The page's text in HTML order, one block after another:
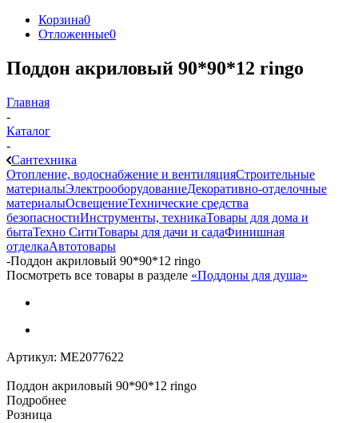
Корзина0
Отложенные0
Поддон акриловый 90*90*12 ringo
Главная
-
Каталог
-
Сантехника
Отопление, водоснабжение и вентиляцияСтроительные
материалыЭлектрооборудованиеДекоративно-отделочные
материалыОсвещениеТехнические средства
безопасностиИнструменты, техникаТовары для дома и
бытаТехно СитиТовары для дачи и садаФинишная
отделкаАвтотовары
-Поддон акриловый 90*90*12 ringo
Посмотреть все товары в разделе «Поддоны для душа»
Артикул: МЕ2077622
Поддон акриловый 90*90*12 ringo
Подробнее
Розница